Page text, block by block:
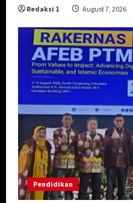
Redaksi 1 August 7, 2026
Pendidikan